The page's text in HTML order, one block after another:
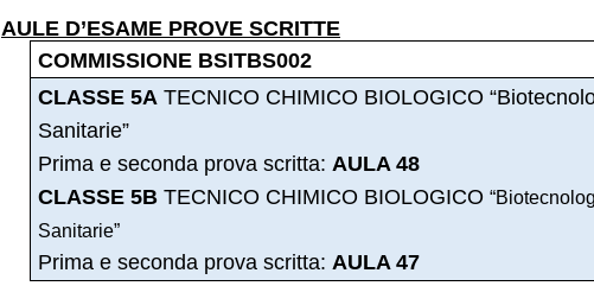
AULE D’ESAME PROVE SCRITTE
COMMISSIONE BSITBS002
CLASSE 5A TECNICO CHIMICO BIOLOGICO
Sanitarie”
Prima e seconda prova scritta: AULA 48
CLASSE 5BTECNICO CHIMICO BIOLOGICO
Sanitarie”
Prima e seconda prova scritta: AULA 47